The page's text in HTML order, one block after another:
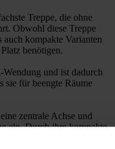
Treppe, die ohne
Obwohl diese Treppe
kompakte Varianten
benötigen.
Wendung und ist dadurch
sie für beengte Räume
zentrale Achse und
ein. Durch ihre kompakte
Räume, in denen eine